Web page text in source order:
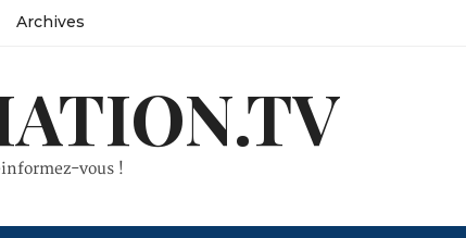
Archives
vous !